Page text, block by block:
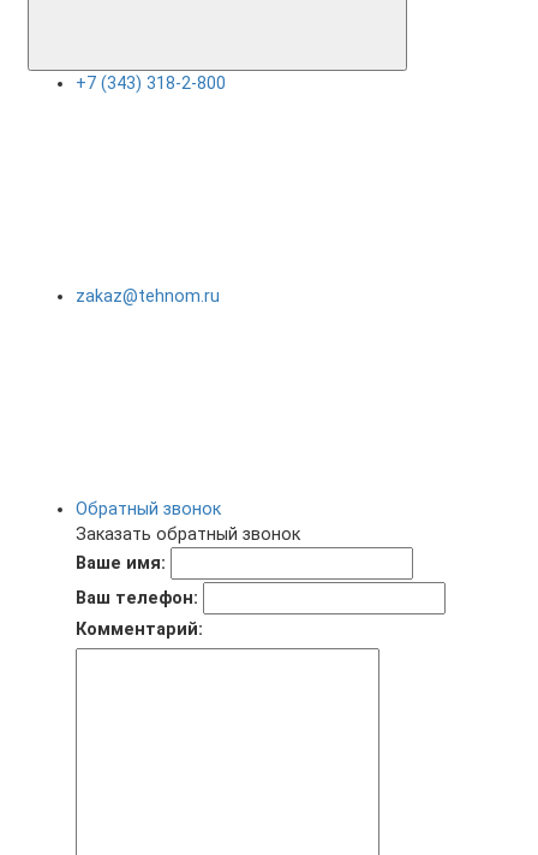
+7 (343) 318-2-800
zakaz@tehnom.ru
Обратный звонок
Заказать обратный звонок
Ваше имя:
Ваш телефон:
Комментарий: